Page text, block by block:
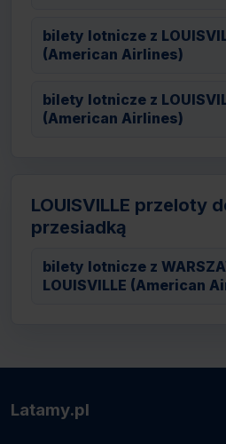
bilety lotnicze z
(American Airlines)
bilety lotnicze z
(American Airlines)
LOUISVILLE przeloty
przesiadką
bilety lotnicze z
LOUISVILLE (American
Latamy.pl